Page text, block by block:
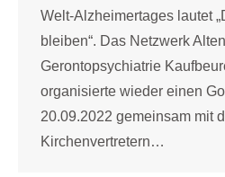
Welt-Alzheimertages lautet
bleiben“. Das Netzwerk
Gerontopsychiatrie
organisierte wieder einen
20.09.2022 gemeinsam mit
Kirchenvertretern…